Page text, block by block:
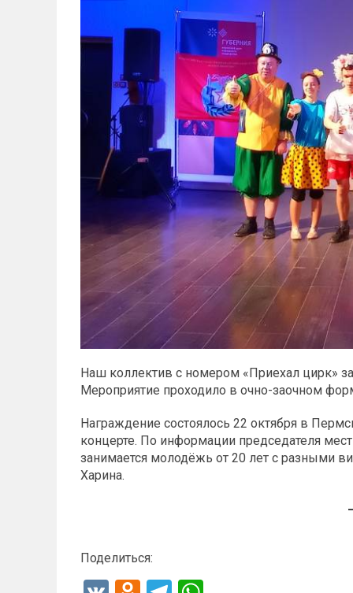
Наш коллектив с номером «Приехал цирк»
Мероприятие проходило в очно-заочном
Награждение состоялось 22 октября в
концерте. По информации председателя
занимается молодёжь от 20 лет с разными
Харина.
Поделиться: